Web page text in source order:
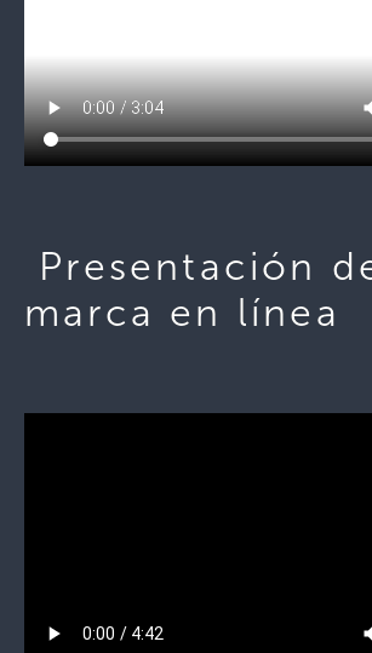
Presentación
marca en línea